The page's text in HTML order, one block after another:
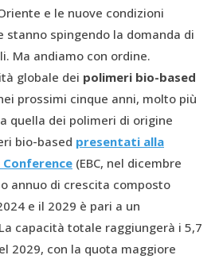
e le nuove condizioni
stanno spingendo la domanda di
Ma andiamo con ordine.
globale dei polimeri bio-based
prossimi cinque anni, molto più
quella dei polimeri di origine
bio-based presentati alla
(EBC, nel dicembre
annuo di crescita composto
e il 2029 è pari a un
capacità totale raggiungerà i 5,7
2029, con la quota maggiore